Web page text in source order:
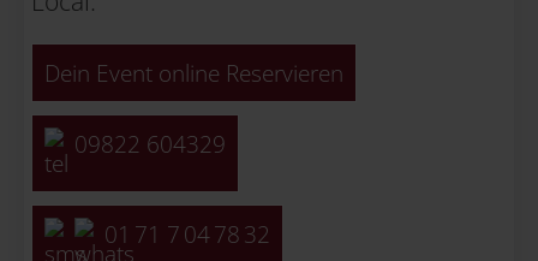
Dein Event online Reservieren
09822 604329
01 71 7 04 78 32